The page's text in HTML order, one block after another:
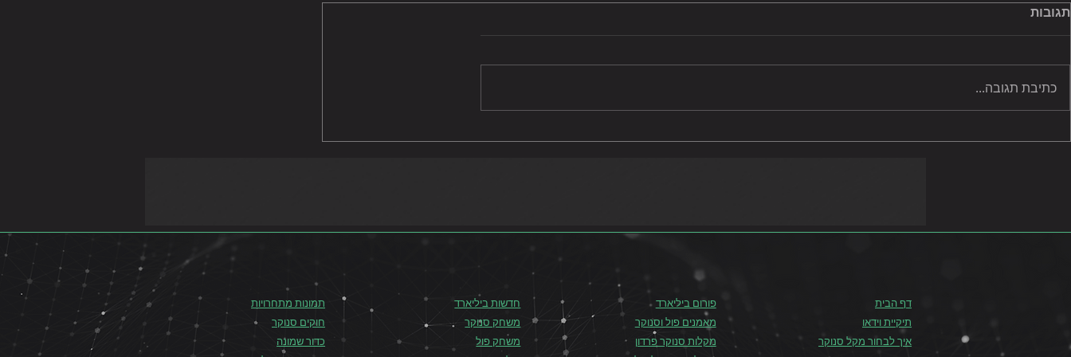
גביע המדינה בסנוקר נשים
אליפות ישראל בפול 8 בול
אליפות ישראל לגברים בסנוקר
תגובות
כתיבת תגובה...
דף הבית
תיקיית וידאו
איך לבחור מקל סנוקר
פורום ביליארד
מאמנים פול וסנוקר
מקלות סנוקר פרדון
חדשות ביליארד
משחק סנוקר
משחק פול
תמונות מתחרויות
חוקים סנוקר
כדור שמונה